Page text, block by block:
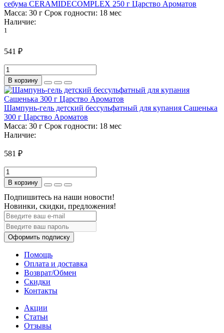
себума CERAMIDECOMPLEX 250 г Царство Ароматов
Масса: 30 г Срок годности: 18 мес
Наличие:
1
541 ₽
В корзину
Шампунь-гель детский бессульфатный для купания Сашенька
300 г Царство Ароматов
Масса: 30 г Срок годности: 18 мес
Наличие:
581 ₽
В корзину
Подпишитесь на наши новости!
Новинки, скидки, предложения!
Оформить подписку
Помощь
Оплата и доставка
Возврат/Обмен
Скидки
Контакты
Акции
Статьи
Отзывы